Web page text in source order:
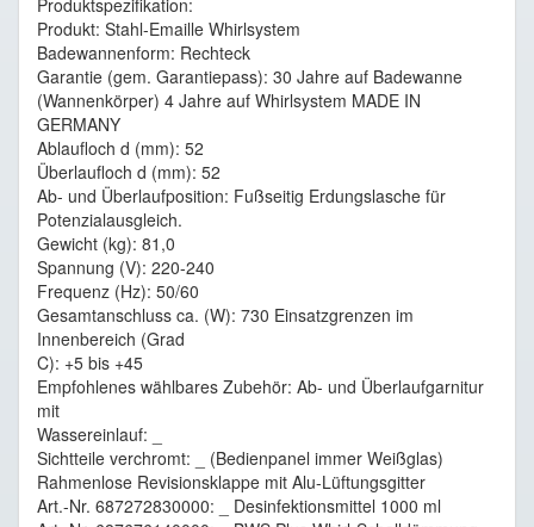
Produktspezifikation:
Produkt: Stahl-Emaille Whirlsystem
Badewannenform: Rechteck
Garantie (gem. Garantiepass): 30 Jahre auf Badewanne
(Wannenkörper) 4 Jahre auf Whirlsystem MADE IN
GERMANY
Ablaufloch d (mm): 52
Überlaufloch d (mm): 52
Ab- und Überlaufposition: Fußseitig Erdungslasche für
Potenzialausgleich.
Gewicht (kg): 81,0
Spannung (V): 220-240
Frequenz (Hz): 50/60
Gesamtanschluss ca. (W): 730 Einsatzgrenzen im
Innenbereich (Grad
C): +5 bis +45
Empfohlenes wählbares Zubehör: Ab- und Überlaufgarnitur
mit
Wassereinlauf: _
Sichtteile verchromt: _ (Bedienpanel immer Weißglas)
Rahmenlose Revisionsklappe mit Alu-Lüftungsgitter
Art.-Nr. 687272830000: _ Desinfektionsmittel 1000 ml